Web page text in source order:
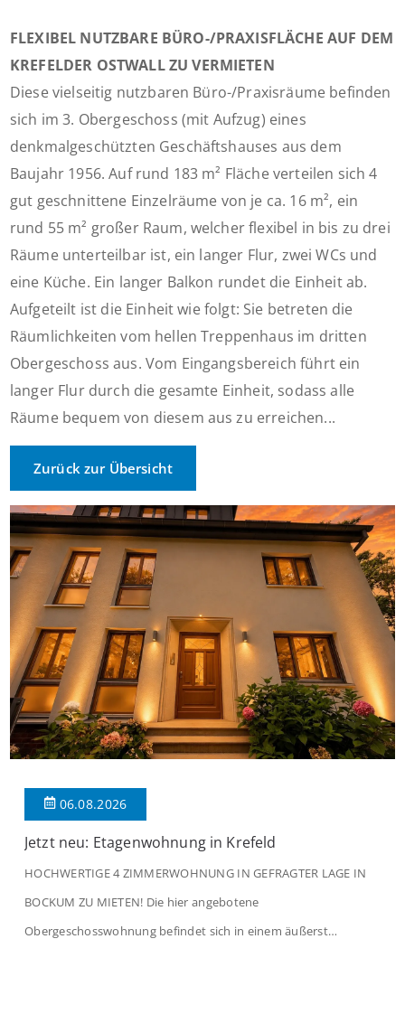
FLEXIBEL NUTZBARE BÜRO-/PRAXISFLÄCHE AUF DEM
KREFELDER OSTWALL ZU VERMIETEN
Diese vielseitig nutzbaren Büro-/Praxisräume befinden
sich im 3. Obergeschoss (mit Aufzug) eines
denkmalgeschützten Geschäftshauses aus dem
Baujahr 1956. Auf rund 183 m² Fläche verteilen sich 4
gut geschnittene Einzelräume von je ca. 16 m², ein
rund 55 m² großer Raum, welcher flexibel in bis zu drei
Räume unterteilbar ist, ein langer Flur, zwei WCs und
eine Küche. Ein langer Balkon rundet die Einheit ab.
Aufgeteilt ist die Einheit wie folgt: Sie betreten die
Räumlichkeiten vom hellen Treppenhaus im dritten
Obergeschoss aus. Vom Eingangsbereich führt ein
langer Flur durch die gesamte Einheit, sodass alle
Räume bequem von diesem aus zu erreichen...
Zurück zur Übersicht
06.08.2026
Jetzt neu: Etagenwohnung in Krefeld
HOCHWERTIGE 4 ZIMMERWOHNUNG IN GEFRAGTER LAGE IN
BOCKUM ZU MIETEN! Die hier angebotene
Obergeschosswohnung befindet sich in einem äußerst